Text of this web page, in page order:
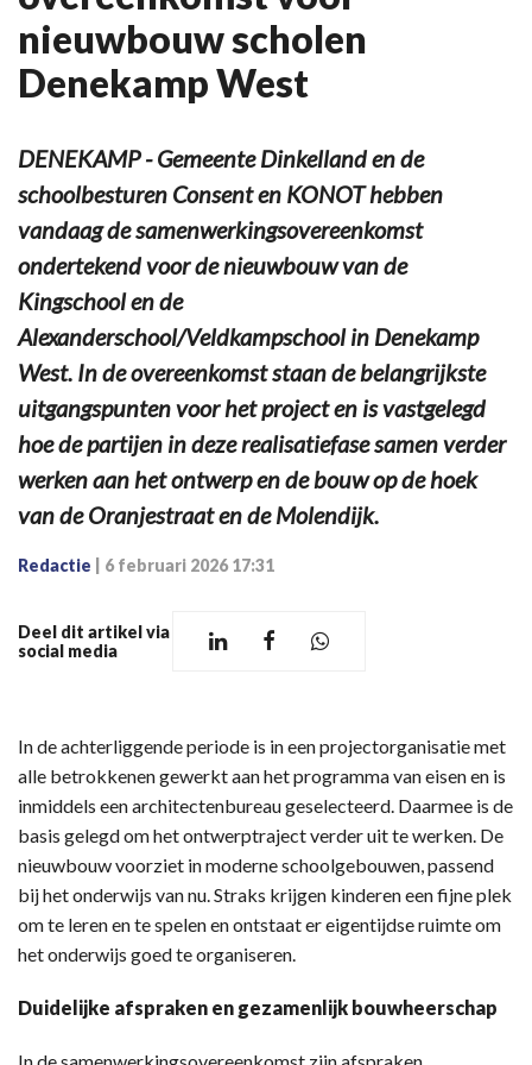
nieuwbouw scholen
Denekamp West
DENEKAMP - Gemeente Dinkelland en de
schoolbesturen Consent en KONOT hebben
vandaag de samenwerkingsovereenkomst
ondertekend voor de nieuwbouw van de
Kingschool en de
Alexanderschool/Veldkampschool in Denekamp
West. In de overeenkomst staan de belangrijkste
uitgangspunten voor het project en is vastgelegd
hoe de partijen in deze realisatiefase samen verder
werken aan het ontwerp en de bouw op de hoek
van de Oranjestraat en de Molendijk.
Redactie 6 februari 2026 17:31
Deel dit artikel via
social media
In de achterliggende periode is in een projectorganisatie met
alle betrokkenen gewerkt aan het programma van eisen en is
inmiddels een architectenbureau geselecteerd. Daarmee is de
basis gelegd om het ontwerptraject verder uit te werken. De
nieuwbouw voorziet in moderne schoolgebouwen, passend
bij het onderwijs van nu. Straks krijgen kinderen een fijne plek
om te leren en te spelen en ontstaat er eigentijdse ruimte om
het onderwijs goed te organiseren.
Duidelijke afspraken en gezamenlijk bouwheerschap